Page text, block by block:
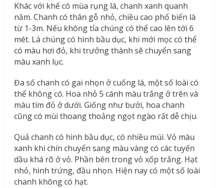
Khác với khế có mùa rụng lá, chanh xanh quanh
năm. Chanh có thân gỗ nhỏ, chiều cao phổ biến là
từ 1-3m. Nếu không tỉa chúng có thể cao lên tới 6
mét. Lá chúng có hình bầu dục, khi mới mọc có thể
có màu hơi đỏ, khi trưởng thành sẽ chuyển sang
màu xanh lục.
Đa số chanh có gai nhọn ở cuống lá, một số loài có
thể không có. Hoa nhỏ 5 cánh màu trắng ở trên và
màu tím đỏ ở dưới. Giống như bưởi, hoa chanh
cũng có mùi thoang thoảng ngọt ngào rất dễ chịu.
Quả chanh có hình bầu dục, có nhiều múi. Vỏ màu
xanh khi chín chuyển sang màu vàng có các tuyến
dầu khá rõ ở vỏ. Phần bên trong vỏ xốp trắng. Hạt
nhỏ, hình trứng, đầu nhọn. Hiện nay có một số loài
chanh không có hạt.